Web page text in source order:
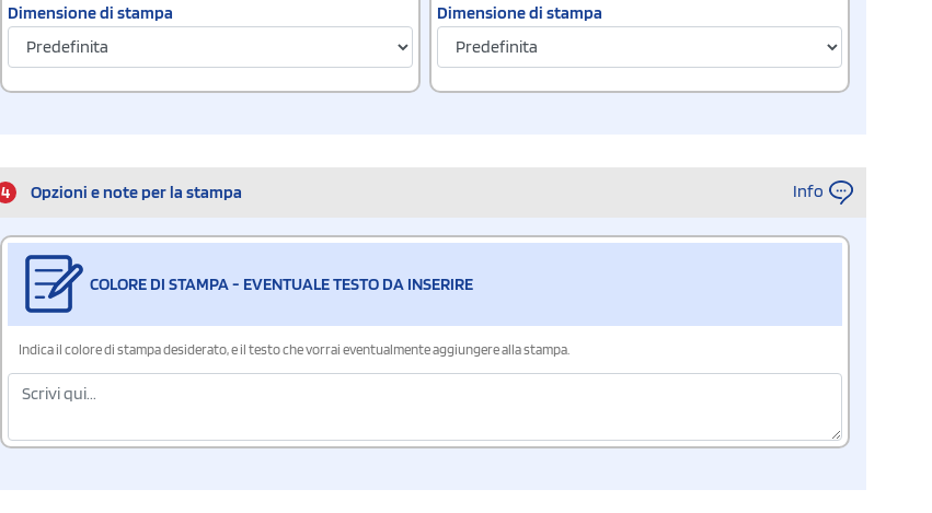
Dimensione di stampa Dimensione di stampa
4 Opzioni e note per la stampa Info
COLORE DI STAMPA - EVENTUALE TESTO DA INSERIRE
Indica il colore di stampa desiderato, e il testo che vorrai eventualmente aggiungere alla stampa.